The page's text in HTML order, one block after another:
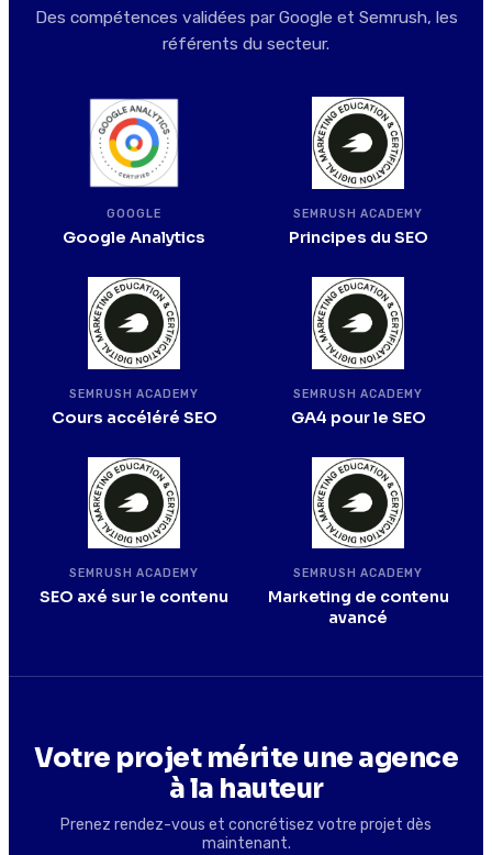
Des compétences validées par Google et Semrush, les
référents du secteur.
GOOGLE
Google Analytics
SEMRUSH ACADEMY
Principes du SEO
SEMRUSH ACADEMY
Cours accéléré SEO
SEMRUSH ACADEMY
GA4 pour le SEO
SEMRUSH ACADEMY
SEO axé sur le contenu
SEMRUSH ACADEMY
Marketing de contenu
avancé
Votre projet mérite une agence
à la hauteur
Prenez rendez-vous et concrétisez votre projet dès
maintenant.